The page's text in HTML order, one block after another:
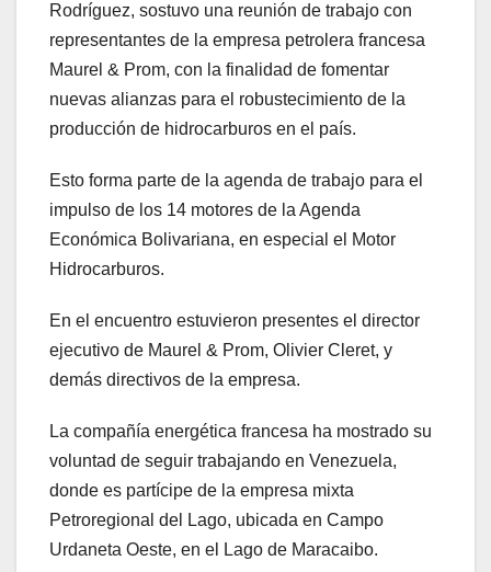
Rodríguez, sostuvo una reunión de trabajo con
representantes de la empresa petrolera francesa
Maurel & Prom, con la finalidad de fomentar
nuevas alianzas para el robustecimiento de la
producción de hidrocarburos en el país.
Esto forma parte de la agenda de trabajo para el
impulso de los 14 motores de la Agenda
Económica Bolivariana, en especial el Motor
Hidrocarburos.
En el encuentro estuvieron presentes el director
ejecutivo de Maurel & Prom, Olivier Cleret, y
demás directivos de la empresa.
La compañía energética francesa ha mostrado su
voluntad de seguir trabajando en Venezuela,
donde es partícipe de la empresa mixta
Petroregional del Lago, ubicada en Campo
Urdaneta Oeste, en el Lago de Maracaibo.